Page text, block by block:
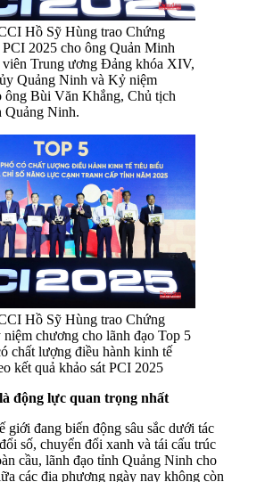
Hồ Sỹ Hùng trao Chứng
2025 cho ông Quản Minh
Trung ương Đảng khóa XIV,
Quảng Ninh và Kỷ niệm
ông Bùi Văn Khắng, Chủ tịch
Ninh.
Hồ Sỹ Hùng trao Chứng
chương cho lãnh đạo Top 5
chất lượng điều hành kinh tế
kết quả khảo sát PCI 2025
động lực quan trọng nhất
giới đang biến động sâu sắc dưới tác
số, chuyển đổi xanh và tái cấu trúc
cầu, lãnh đạo tỉnh Quảng Ninh cho
các địa phương ngày nay không còn